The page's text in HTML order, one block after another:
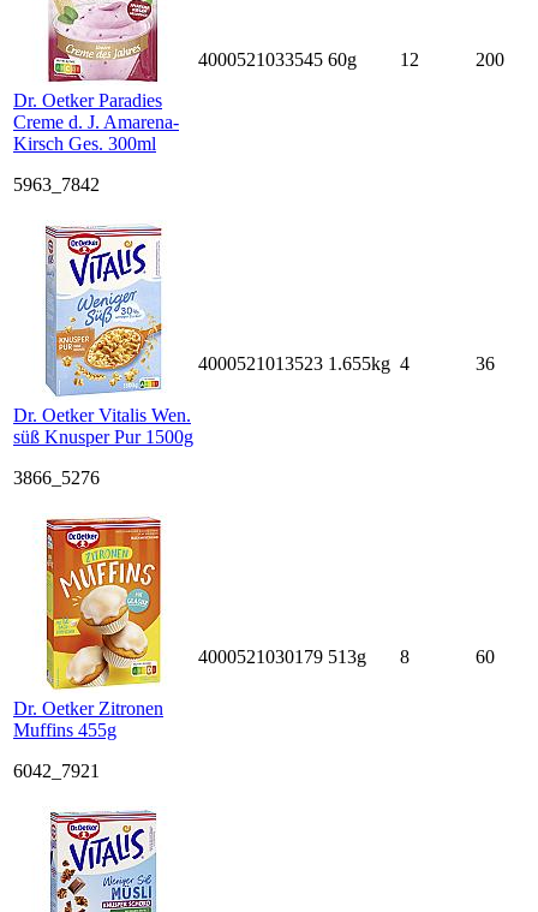
Dr. Oetker Paradies
Creme d. J. Amarena-
Kirsch Ges. 300ml
5963_7842
4000521033545 60g 12 200
Dr. Oetker Vitalis Wen.
süß Knusper Pur 1500g
3866_5276
4000521013523 1.655kg 4 36
Dr. Oetker Zitronen
Muffins 455g
6042_7921
4000521030179 513g 8 60